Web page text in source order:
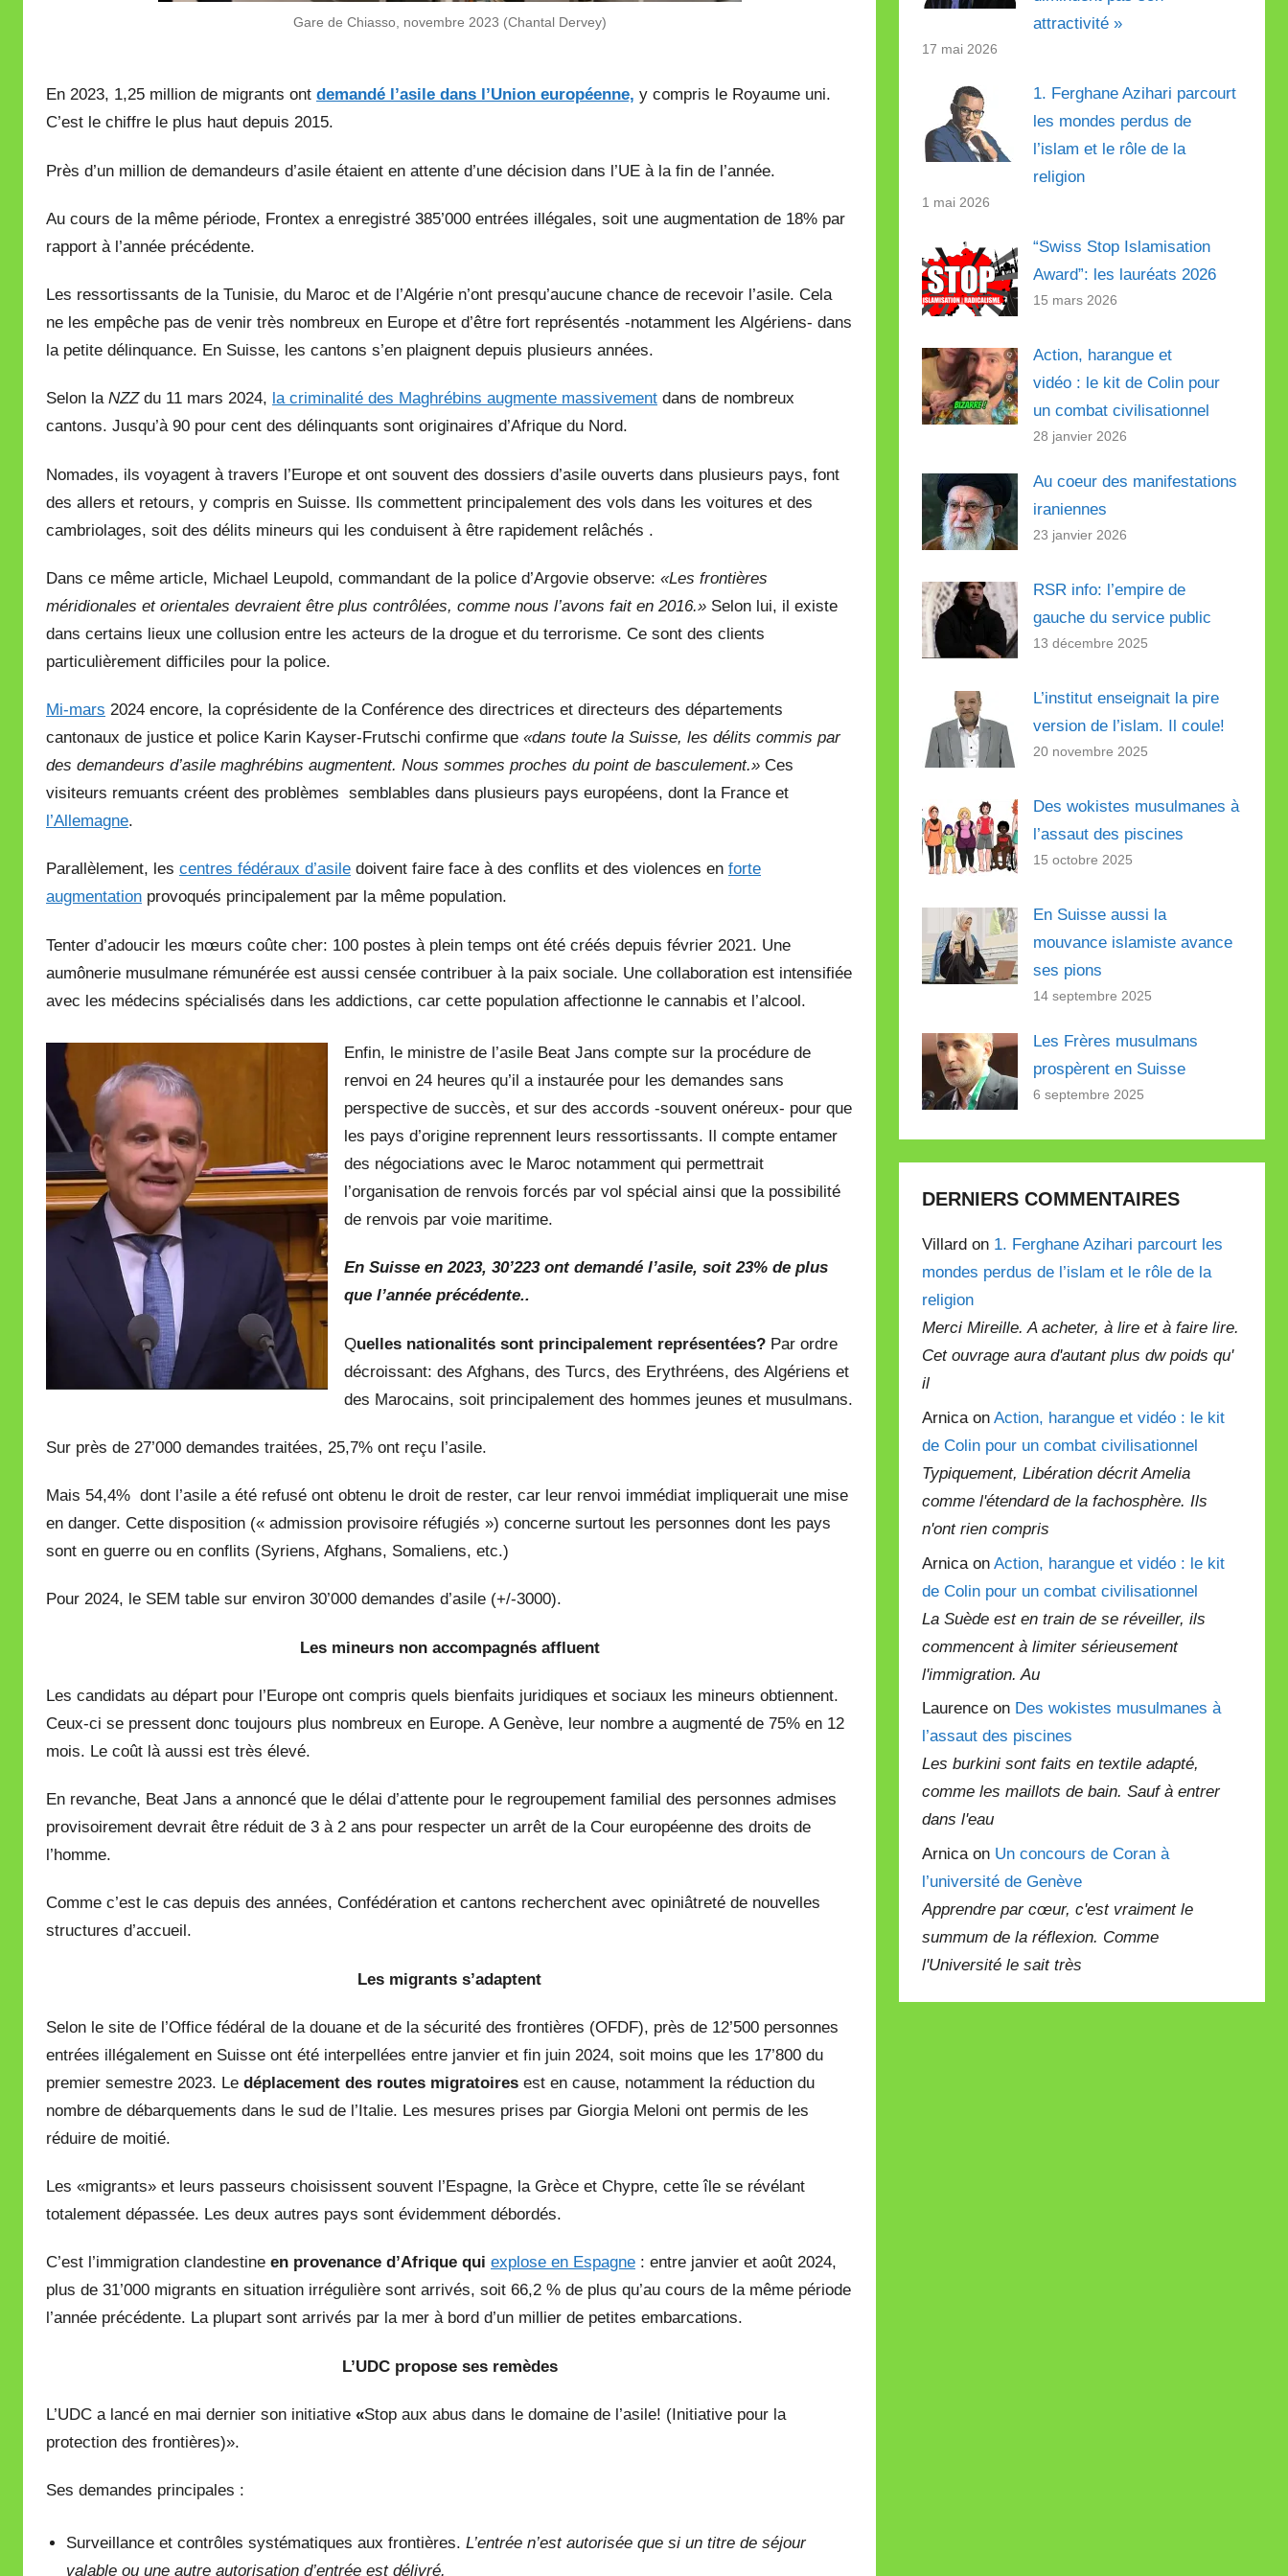
Gare de Chiasso, novembre 2023 (Chantal Dervey)
En 2023, 1,25 million de migrants ont demandé l’asile dans l’Union européenne, y compris le Royaume uni.
C’est le chiffre le plus haut depuis 2015.
Près d’un million de demandeurs d’asile étaient en attente d’une décision dans l’UE à la fin de l’année.
Au cours de la même période, Frontex a enregistré 385’000 entrées illégales, soit une augmentation de 18% par
rapport à l’année précédente.
Les ressortissants de la Tunisie, du Maroc et de l’Algérie n’ont presqu’aucune chance de recevoir l’asile. Cela
ne les empêche pas de venir très nombreux en Europe et d’être fort représentés -notamment les Algériens- dans
la petite délinquance. En Suisse, les cantons s’en plaignent depuis plusieurs années.
Selon la NZZ du 11 mars 2024, la criminalité des Maghrébins augmente massivement dans de nombreux
cantons. Jusqu’à 90 pour cent des délinquants sont originaires d’Afrique du Nord.
Nomades, ils voyagent à travers l’Europe et ont souvent des dossiers d’asile ouverts dans plusieurs pays, font
des allers et retours, y compris en Suisse. Ils commettent principalement des vols dans les voitures et des
cambriolages, soit des délits mineurs qui les conduisent à être rapidement relâchés .
Dans ce même article, Michael Leupold, commandant de la police d’Argovie observe: «Les frontières
méridionales et orientales devraient être plus contrôlées, comme nous l’avons fait en 2016.» Selon lui, il existe
dans certains lieux une collusion entre les acteurs de la drogue et du terrorisme. Ce sont des clients
particulièrement difficiles pour la police.
Mi-mars 2024 encore, la coprésidente de la Conférence des directrices et directeurs des départements
cantonaux de justice et police Karin Kayser-Frutschi confirme que «dans toute la Suisse, les délits commis par
des demandeurs d’asile maghrébins augmentent. Nous sommes proches du point de basculement.» Ces
visiteurs remuants créent des problèmes semblables dans plusieurs pays européens, dont la France et
l’Allemagne.
Parallèlement, les centres fédéraux d’asile doivent faire face à des conflits et des violences en forte
augmentation provoqués principalement par la même population.
Tenter d’adoucir les mœurs coûte cher: 100 postes à plein temps ont été créés depuis février 2021. Une
aumônerie musulmane rémunérée est aussi censée contribuer à la paix sociale. Une collaboration est intensifiée
avec les médecins spécialisés dans les addictions, car cette population affectionne le cannabis et l’alcool.
Enfin, le ministre de l’asile Beat Jans compte sur la procédure de
renvoi en 24 heures qu’il a instaurée pour les demandes sans
perspective de succès, et sur des accords -souvent onéreux- pour que
les pays d’origine reprennent leurs ressortissants. Il compte entamer
des négociations avec le Maroc notamment qui permettrait
l’organisation de renvois forcés par vol spécial ainsi que la possibilité
de renvois par voie maritime.
En Suisse en 2023, 30’223 ont demandé l’asile, soit 23% de plus
que l’année précédente..
Quelles nationalités sont principalement représentées? Par ordre
décroissant: des Afghans, des Turcs, des Erythréens, des Algériens et
des Marocains, soit principalement des hommes jeunes et musulmans.
Sur près de 27’000 demandes traitées, 25,7% ont reçu l’asile.
Mais 54,4% dont l’asile a été refusé ont obtenu le droit de rester, car leur renvoi immédiat impliquerait une mise
en danger. Cette disposition (« admission provisoire réfugiés ») concerne surtout les personnes dont les pays
sont en guerre ou en conflits (Syriens, Afghans, Somaliens, etc.)
Pour 2024, le SEM table sur environ 30’000 demandes d’asile (+/-3000).
Les mineurs non accompagnés affluent
Les candidats au départ pour l’Europe ont compris quels bienfaits juridiques et sociaux les mineurs obtiennent.
Ceux-ci se pressent donc toujours plus nombreux en Europe. A Genève, leur nombre a augmenté de 75% en 12
mois. Le coût là aussi est très élevé.
En revanche, Beat Jans a annoncé que le délai d’attente pour le regroupement familial des personnes admises
provisoirement devrait être réduit de 3 à 2 ans pour respecter un arrêt de la Cour européenne des droits de
l’homme.
Comme c’est le cas depuis des années, Confédération et cantons recherchent avec opiniâtreté de nouvelles
structures d’accueil.
Les migrants s’adaptent
Selon le site de l’Office fédéral de la douane et de la sécurité des frontières (OFDF), près de 12’500 personnes
entrées illégalement en Suisse ont été interpellées entre janvier et fin juin 2024, soit moins que les 17’800 du
premier semestre 2023. Le déplacement des routes migratoires est en cause, notamment la réduction du
nombre de débarquements dans le sud de l’Italie. Les mesures prises par Giorgia Meloni ont permis de les
réduire de moitié.
Les «migrants» et leurs passeurs choisissent souvent l’Espagne, la Grèce et Chypre, cette île se révélant
totalement dépassée. Les deux autres pays sont évidemment débordés.
C’est l’immigration clandestine en provenance d’Afrique qui explose en Espagne : entre janvier et août 2024,
plus de 31’000 migrants en situation irrégulière sont arrivés, soit 66,2 % de plus qu’au cours de la même période
l’année précédente. La plupart sont arrivés par la mer à bord d’un millier de petites embarcations.
L’UDC propose ses remèdes
L’UDC a lancé en mai dernier son initiative «Stop aux abus dans le domaine de l’asile! (Initiative pour la
protection des frontières)».
Ses demandes principales :
Surveillance et contrôles systématiques aux frontières.L’entrée n’est autorisée que si un titre de séjour
valable ou une autre autorisation d’entrée est délivré.
attractivité »
17 mai 2026
1. Ferghane Azihari parcourt
les mondes perdus de
l’islam et le rôle de la
religion
1 mai 2026
“Swiss Stop Islamisation
Award”: les lauréats 2026
15 mars 2026
Action, harangue et
vidéo : le kit de Colin pour
un combat civilisationnel
28 janvier 2026
Au coeur des manifestations
iraniennes
23 janvier 2026
RSR info: l’empire de
gauche du service public
13 décembre 2025
L’institut enseignait la pire
version de l’islam. Il coule!
20 novembre 2025
Des wokistes musulmanes à
l’assaut des piscines
15 octobre 2025
En Suisse aussi la
mouvance islamiste avance
ses pions
14 septembre 2025
Les Frères musulmans
prospèrent en Suisse
6 septembre 2025
DERNIERS COMMENTAIRES
Villard on 1. Ferghane Azihari parcourt les
mondes perdus de l’islam et le rôle de la
religion
Merci Mireille. A acheter, à lire et à faire lire.
Cet ouvrage aura d'autant plus dw poids qu'
il
Arnica onAction, harangue et vidéo : le kit
de Colin pour un combat civilisationnel
Typiquement, Libération décrit Amelia
comme l'étendard de la fachosphère. Ils
n'ont rien compris
Arnica onAction, harangue et vidéo : le kit
de Colin pour un combat civilisationnel
La Suède est en train de se réveiller, ils
commencent à limiter sérieusement
l'immigration. Au
Laurence on Des wokistes musulmanes à
l’assaut des piscines
Les burkini sont faits en textile adapté,
comme les maillots de bain. Sauf à entrer
dans l'eau
Arnica on Un concours de Coran à
l’université de Genève
Apprendre par cœur, c'est vraiment le
summum de la réflexion. Comme
l'Université le sait très